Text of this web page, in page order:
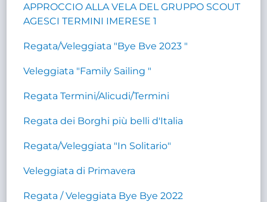
APPROCCIO ALLA VELA DEL GRUPPO SCOUT
AGESCI TERMINI IMERESE 1
Regata/Veleggiata "Bye Bve 2023 "
Veleggiata "Family Sailing "
Regata Termini/Alicudi/Termini
Regata dei Borghi più belli d'Italia
Regata/Veleggiata "In Solitario"
Veleggiata di Primavera
Regata / Veleggiata Bye Bye 2022